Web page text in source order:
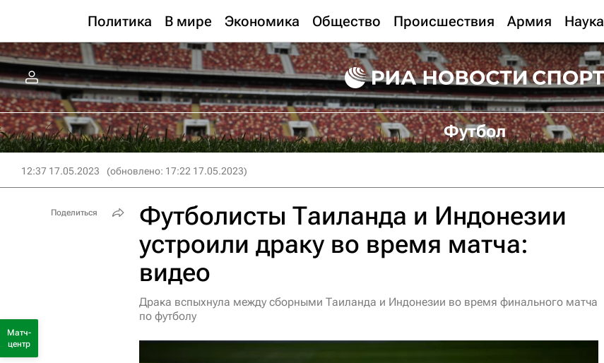
Политика В мире Экономика Общество Происшествия Армия Наука
Футбол
12:37 17.05.2023 (обновлено: 17:22 17.05.2023)
Футболисты Таиланда и Индонезии
устроили драку во время матча:
видео
Драка вспыхнула между сборными Таиланда и Индонезии во время финального матча
по футболу
Поделиться
Матч-
центр